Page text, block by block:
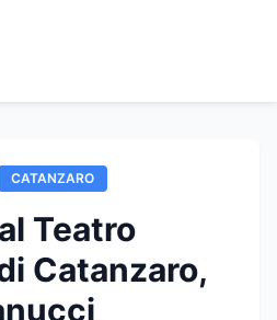
CATANZARO
Teatro
Catanzaro,